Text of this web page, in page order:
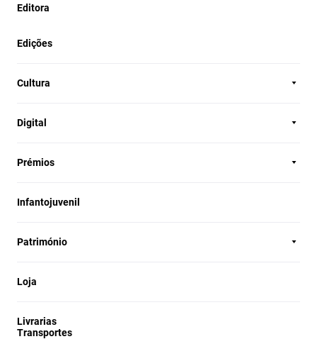
Editora
Edições
Cultura
Digital
Prémios
Infantojuvenil
Património
Loja
Livrarias
Transportes